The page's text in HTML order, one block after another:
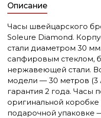
Описание
Часы швейцарского
Soleure Diamond.
стали диаметром 30
сапфировым стеклом,
нержавеющей стали.
модели — 30 метров
гарантия 2 года. Часы
оригинальной
подарочной упаковке